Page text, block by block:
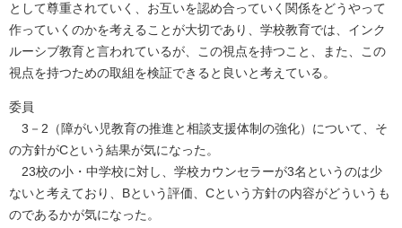
として尊重されていく、お互いを認め合っていく関係をどうやって
作っていくのかを考えることが大切であり、学校教育では、インク
ルーシブ教育と言われているが、この視点を持つこと、また、この
視点を持つための取組を検証できると良いと考えている。
委員
3－2（障がい児教育の推進と相談支援体制の強化）について、そ
の方針がCという結果が気になった。
23校の小・中学校に対し、学校カウンセラーが3名というのは少
ないと考えており、Bという評価、Cという方針の内容がどういうも
のであるかが気になった。